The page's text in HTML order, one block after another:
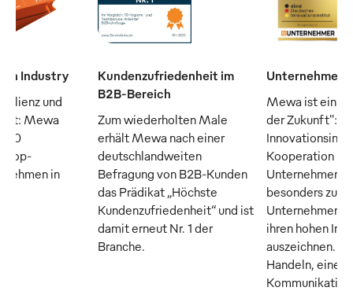
Industry
und
Mewa
50
Top-
in
Kundenzufriedenheit im
B2B-Bereich
Zum wiederholten Male
erhält Mewa nach einer
deutschlandweiten
Befragung von B2B-Kunden
das Prädikat „Höchste
Kundenzufriedenheit“ und ist
damit erneut Nr. 1 der
Branche.
Unternehmen
Mewa ist ein
der Zukunft":
Kooperation
Unternehmer
besonders
Unternehmen,
ihren hohen
auszeichnen.
Handeln, eine